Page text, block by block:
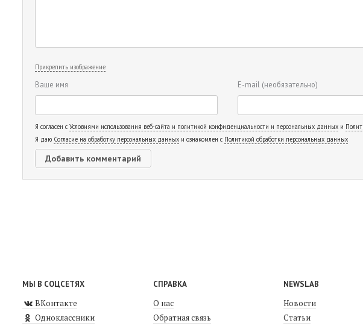
Прикрепить изображение
Ваше имя E-mail (необязательно)
Я согласен с Условиями использования веб-сайта и политикой конфиденциальности и персональных данных и
Я даю Согласие на обработку персональных данных и ознакомлен с Политикой обработки персональных данных
МЫ В СОЦСЕТЯХ
ВКонтакте
Одноклассники
СПРАВКА
О нас
Обратная связь
NEWSLAB
Новости
Статьи